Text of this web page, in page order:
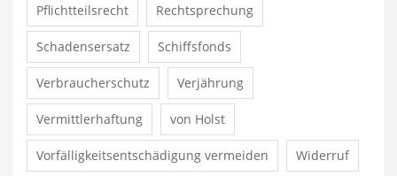
Pflichtteilsrecht Rechtsprechung
Schadensersatz Schiffsfonds
Verbraucherschutz Verjährung
Vermittlerhaftung von Holst
Vorfälligkeitsentschädigung vermeiden Widerruf